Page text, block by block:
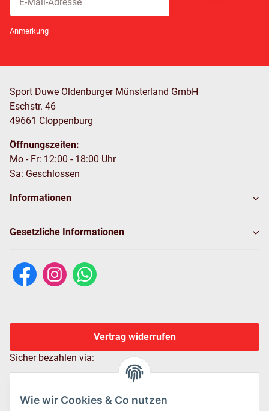
Wie wir Cookies & Co nutzen
Anmerkung
Sport Duwe Oldenburger Münsterland GmbH
Eschstr. 46
49661 Cloppenburg
Öffnungszeiten:
Mo - Fr: 12:00 - 18:00 Uhr
Sa: Geschlossen
Informationen
Gesetzliche Informationen
Vertrag widerrufen
Sicher bezahlen via: